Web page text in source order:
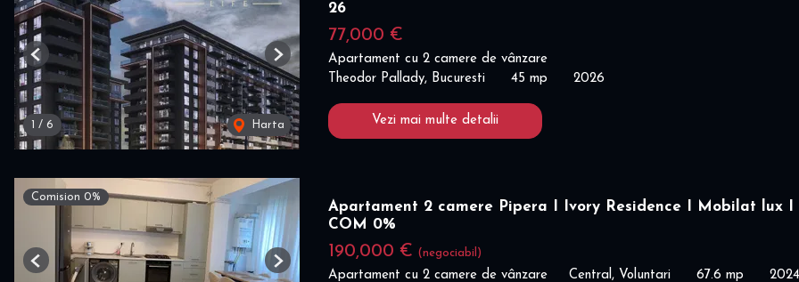
1 / 6 Harta
Previous Next
26
77,000 €
Apartament cu 2 camere de vânzare
Theodor Pallady, Bucuresti
45 mp 2026
Vezi mai multe detalii
Comision 0%
Previous Next
Apartament 2 camere Pipera I Ivory Residence I Mobilat lux I
COM 0%
190,000 € (negociabil)
Apartament cu 2 camere de vânzare Central, Voluntari 67.6 mp 2024